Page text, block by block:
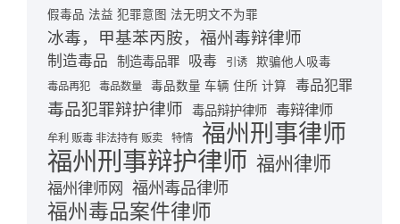
假毒品 法益 犯罪意图 法无明文不为罪
冰毒，甲基苯丙胺，福州毒辩律师
制造毒品 制造毒品罪 吸毒 引诱 欺骗他人吸毒
毒品再犯 毒品数量 毒品数量 车辆 住所 计算 毒品犯罪
毒品犯罪辩护律师 毒品辩护律师 毒辩律师
牟利 贩毒 非法持有 贩卖 特情 福州刑事律师
福州刑事辩护律师 福州律师
福州律师网 福州毒品律师
福州毒品案件律师